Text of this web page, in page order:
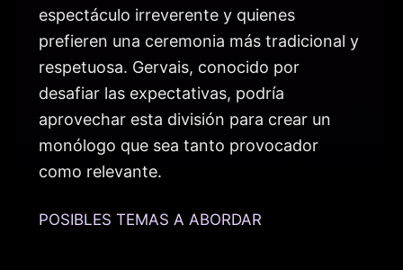
espectáculo irreverente y quienes
prefieren una ceremonia más tradicional y
respetuosa. Gervais, conocido por
desafiar las expectativas, podría
aprovechar esta división para crear un
monólogo que sea tanto provocador
como relevante.
POSIBLES TEMAS A ABORDAR